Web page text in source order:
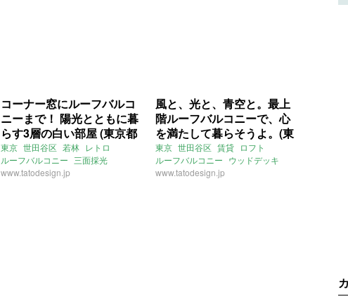
コーナー窓にルーフバルコ
ニーまで！ 陽光とともに暮
らす3層の白い部屋 (東京都
世田谷区73㎡の賃貸物件)
東京 世田谷区 若林 レトロ
ルーフバルコニー 三面採光
二面採光 ペット飼育可
www.tatodesign.jp
風と、光と、青空と。最上
階ルーフバルコニーで、心
を満たして暮らそうよ。(東
京都世田谷区40㎡の賃貸物
件)
東京 世田谷区 賃貸 ロフト
ルーフバルコニー ウッドデッキ
メゾネット ライター：くまのなな
www.tatodesign.jp